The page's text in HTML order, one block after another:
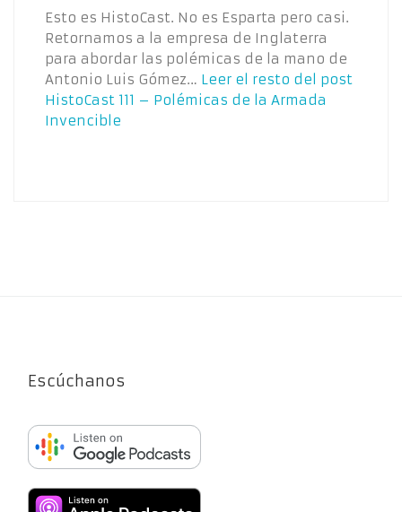
Esto es HistoCast. No es Esparta pero casi.
Retornamos a la empresa de Inglaterra
para abordar las polémicas de la mano de
Antonio Luis Gómez… Leer el resto del post
HistoCast 111 – Polémicas de la Armada
Invencible
Escúchanos